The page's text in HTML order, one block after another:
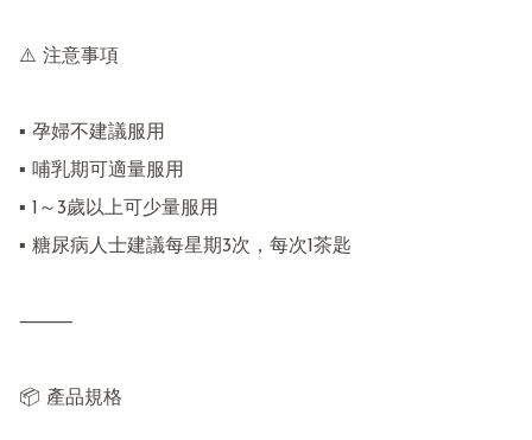
⚠️ 注意事項
▪ 孕婦不建議服用
▪ 哺乳期可適量服用
▪ 1～3歲以上可少量服用
▪ 糖尿病人士建議每星期3次，每次1茶匙
⸻
📦 產品規格